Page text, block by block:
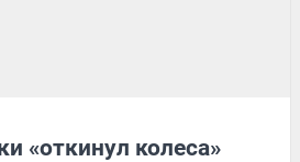
«откинул колеса»